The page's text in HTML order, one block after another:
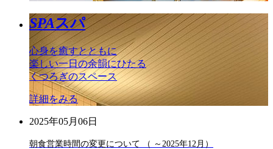
SPAスパ
心身を癒すとともに
楽しい一日の余韻にひたる
くつろぎのスペース
詳細をみる
2025年05月06日
朝食営業時間の変更について （ ～2025年12月）